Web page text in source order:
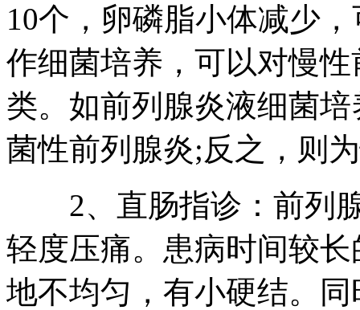
10个，卵磷脂小体减少
作细菌培养，可以对慢
类。如前列腺炎液细菌
菌性前列腺炎;反之，则
2、直肠指诊：前列腺
轻度压痛。患病时间较
地不均匀，有小硬结。